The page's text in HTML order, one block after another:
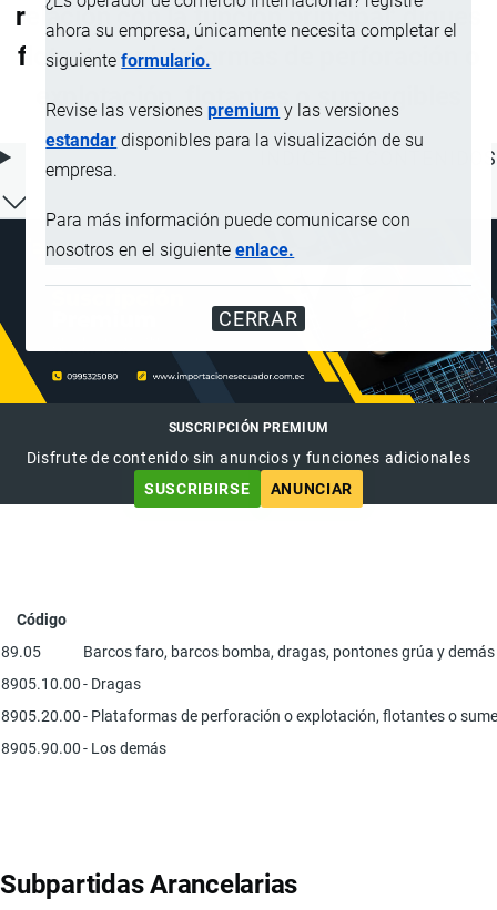
ahora su empresa, únicamente necesita completar el
siguienteformulario.
Revise las versionespremium y las versiones
estandar disponibles para la visualización de su
empresa.
Para más información puede comunicarse con
nosotros en el siguienteenlace.
CERRAR
relación con la función principal; diques
flotantes; plataformas de perforación o
explotación, flotantes o sumergibles
ÍNDICE DE CONTENIDOS
SUSCRIPCIÓN PREMIUM
Disfrute de contenido sin anuncios y funciones adicionales
SUSCRIBIRSE
ANUNCIAR
Código
89.05
Barcos faro, barcos bomba, dragas, pontones grúa y
8905.10.00- Dragas
8905.20.00- Plataformas de perforación o explotación, flotantes o
8905.90.00- Los demás
Subpartidas Arancelarias